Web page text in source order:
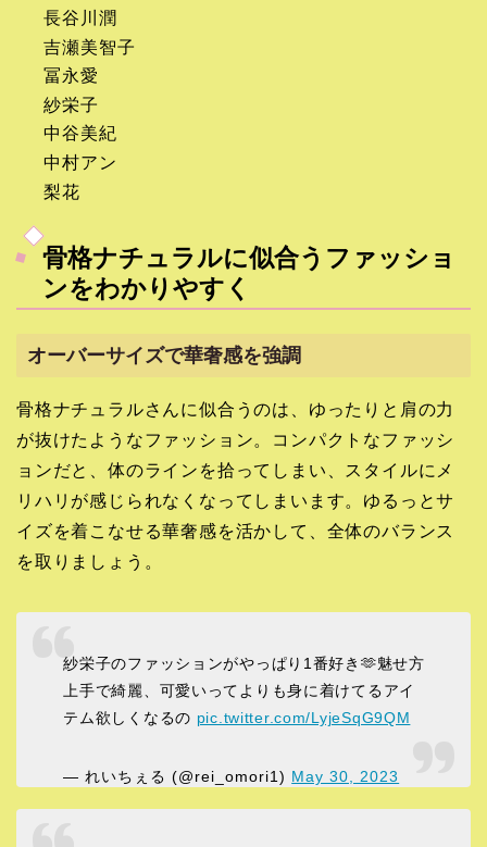
長谷川潤
吉瀬美智子
冨永愛
紗栄子
中谷美紀
中村アン
梨花
骨格ナチュラルに似合うファッショ
ンをわかりやすく
オーバーサイズで華奢感を強調
骨格ナチュラルさんに似合うのは、ゆったりと肩の力
が抜けたようなファッション。コンパクトなファッシ
ョンだと、体のラインを拾ってしまい、スタイルにメ
リハリが感じられなくなってしまいます。ゆるっとサ
イズを着こなせる華奢感を活かして、全体のバランス
を取りましょう。
紗栄子のファッションがやっぱり1番好き🫶魅せ方
上手で綺麗、可愛いってよりも身に着けてるアイ
テム欲しくなるの pic.twitter.com/LyjeSqG9QM
— れいちぇる (@rei_omori1) May 30, 2023